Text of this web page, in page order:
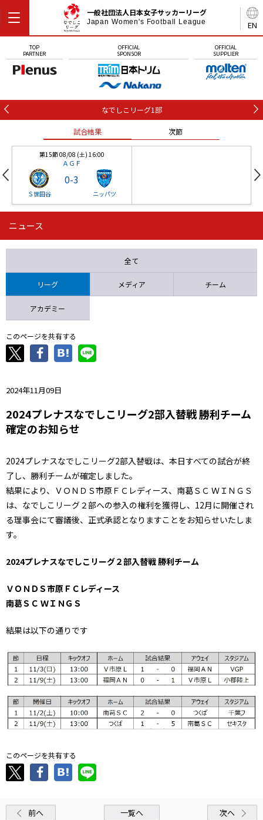
EN
一般社団法人日本女子サッカーリーグ
Japan Women's Football League
TOP
PARTNER
OFFICIAL
SPONSOR
OFFICIAL
SUPPLIER
なでしこリーグ1部
試合結果 次節
第15節 08/08 (土) 16:00
ＡＧＦ
Ｓ世田谷
0-3
ニッパツ
第16節 09/05 (土) 15:00
ニッパツ 石人の星
ニュース
全て
リーグ メディア チーム
アカデミー
このページを共有する
2024年11月09日
2024プレナスなでしこリーグ2部入替戦 勝利チーム
確定のお知らせ
2024プレナスなでしこリーグ2部入替戦は、本日すべての試合が終
了し、勝利チームが確定しました。
結果により、ＶＯＮＤＳ市原ＦＣレディース、南葛ＳＣ ＷＩＮＧＳ
は、なでしこリーグ２部への参入の権利を獲得し、12月に開催され
る理事会にて審議後、正式承認となりますことをお知らせいたしま
す。
2024プレナスなでしこリーグ２部入替戦 勝利チーム
ＶＯＮＤＳ市原ＦＣレディース
南葛ＳＣ ＷＩＮＧＳ
結果は以下の通りです
このページを共有する
前へ 一覧へ 次へ